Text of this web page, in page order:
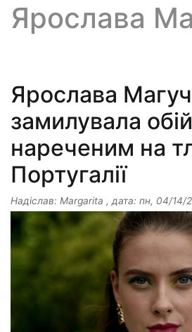
Ярослава
Ярослава
замилувала
нареченим на
Португалії
Надіслав: Margarita , дата: пн, 04/14/